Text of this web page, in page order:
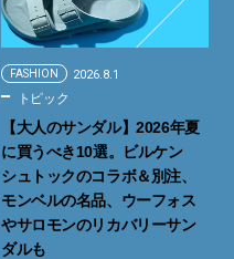
FASHION 2026.8.1
トピック
【大人のサンダル】2026年夏
に買うべき10選。ビルケン
シュトックのコラボ＆別注、
モンベルの名品、ウーフォス
やサロモンのリカバリーサン
ダルも